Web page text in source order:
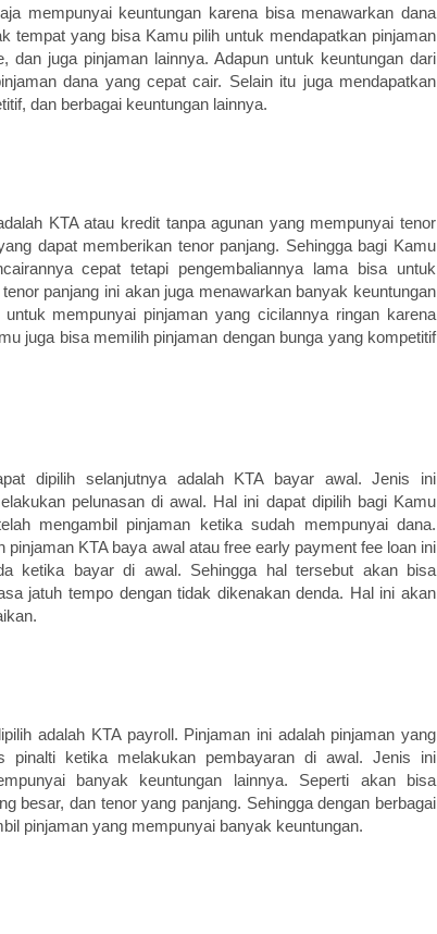
mempunyai keuntungan karena bisa menawarkan dana
tempat yang bisa Kamu pilih untuk mendapatkan pinjaman
dan juga pinjaman lainnya. Adapun untuk keuntungan dari
dana yang cepat cair. Selain itu juga mendapatkan
dan berbagai keuntungan lainnya.
KTA atau kredit tanpa agunan yang mempunyai tenor
dapat memberikan tenor panjang. Sehingga bagi Kamu
cepat tetapi pengembaliannya lama bisa untuk
panjang ini akan juga menawarkan banyak keuntungan
mempunyai pinjaman yang cicilannya ringan karena
juga bisa memilih pinjaman dengan bunga yang kompetitif
dipilih selanjutnya adalah KTA bayar awal. Jenis ini
pelunasan di awal. Hal ini dapat dipilih bagi Kamu
mengambil pinjaman ketika sudah mempunyai dana.
KTA baya awal atau free early payment fee loan ini
ketika bayar di awal. Sehingga hal tersebut akan bisa
jatuh tempo dengan tidak dikenakan denda. Hal ini akan
adalah KTA payroll. Pinjaman ini adalah pinjaman yang
pinalti ketika melakukan pembayaran di awal. Jenis ini
banyak keuntungan lainnya. Seperti akan bisa
besar, dan tenor yang panjang. Sehingga dengan berbagai
pinjaman yang mempunyai banyak keuntungan.